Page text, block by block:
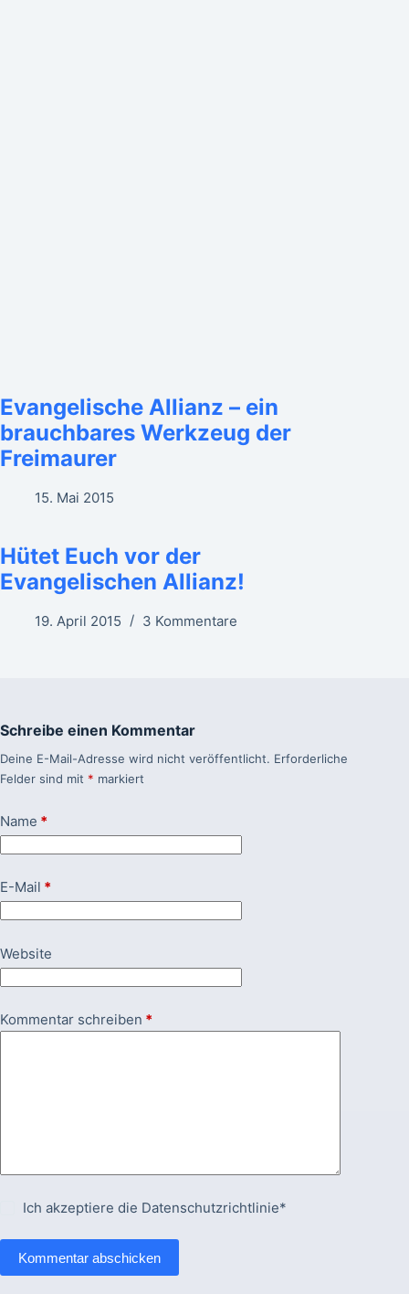
Evangelische Allianz – ein
brauchbares Werkzeug der
Freimaurer
15. Mai 2015
Hütet Euch vor der
Evangelischen Allianz!
19. April 2015 3 Kommentare
Schreibe einen Kommentar
Deine E-Mail-Adresse wird nicht veröffentlicht. Erforderliche
Felder sind mit * markiert
Name *
E-Mail *
Website
Kommentar schreiben *
Ich akzeptiere die Datenschutzrichtlinie*
Kommentar abschicken